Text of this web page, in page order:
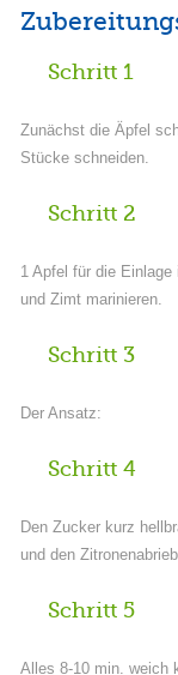
Schritt 1
Zunächst die Äpfel
Stücke schneiden.
Schritt 2
1 Apfel für die
und Zimt marinieren.
Schritt 3
Der Ansatz:
Schritt 4
Den Zucker kurz
und den
Schritt 5
Alles 8-10 min. weich